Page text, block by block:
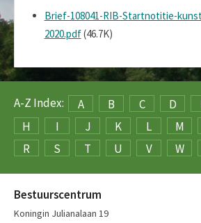
Brief-108041-RIB-Startnotitie-
2020.pdf(46.7K)
A-Z Index: A B C D
H
I J K L M
R
S T U V W
Bestuurscentrum
Koningin Julianalaan 19